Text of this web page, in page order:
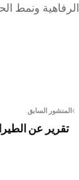
الرفاهية ونمط
المنشور السابق
تقرير عن الطيران: 16